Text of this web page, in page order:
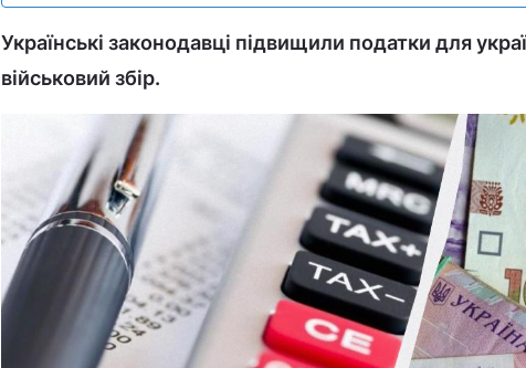
Українські законодавці підвищили податки для
військовий збір.